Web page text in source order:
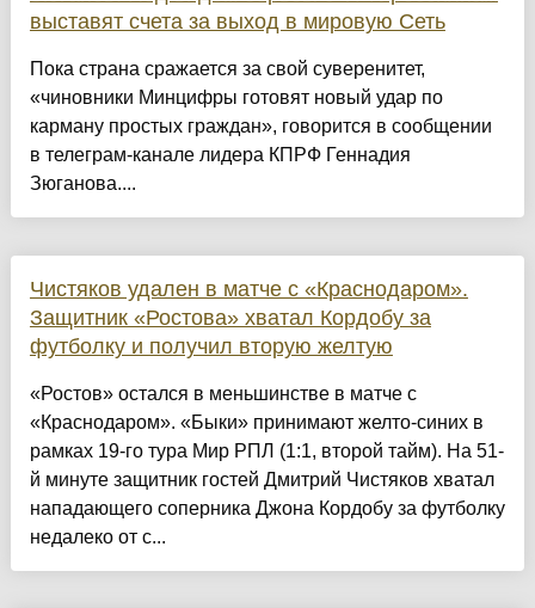
выставят счета за выход в мировую Сеть
Пока страна сражается за свой суверенитет,
«чиновники Минцифры готовят новый удар по
карману простых граждан», говорится в сообщении
в телеграм-канале лидера КПРФ Геннадия
Зюганова....
Чистяков удален в матче с «Краснодаром».
Защитник «Ростова» хватал Кордобу за
футболку и получил вторую желтую
«Ростов» остался в меньшинстве в матче с
«Краснодаром». «Быки» принимают желто-синих в
рамках 19-го тура Мир РПЛ (1:1, второй тайм). На 51-
й минуте защитник гостей Дмитрий Чистяков хватал
нападающего соперника Джона Кордобу за футболку
недалеко от с...